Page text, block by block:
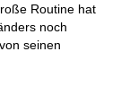
Routine hat
noch
seinen